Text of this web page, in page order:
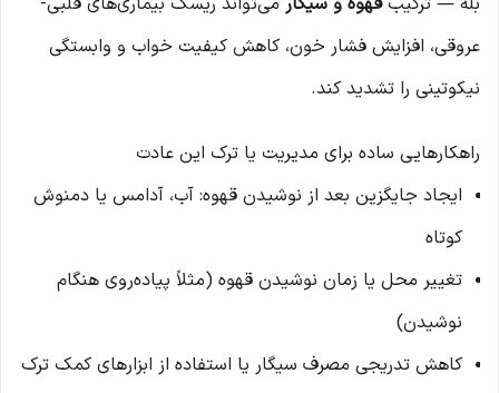
عروقی، افزایش فشار خون، کاهش کیفیت خواب و وابستگی
نیکوتینی را تشدید کند.
راهکارهایی ساده برای مدیریت یا ترک این عادت
ایجاد جایگزین بعد از نوشیدن قهوه: آب، آدامس یا دمنوش
کوتاه
تغییر محل یا زمان نوشیدن قهوه (مثلاً پیاده‌روی هنگام
نوشیدن)
کاهش تدریجی مصرف سیگار یا استفاده از ابزارهای کمک ترک